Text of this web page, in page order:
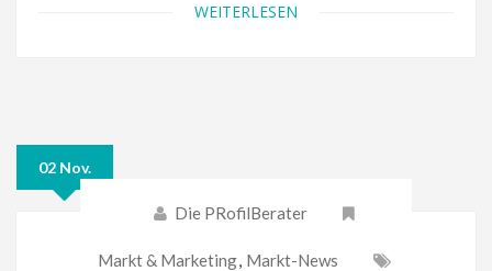
WEITERLESEN
02 Nov.
Die PRofilBerater
Markt & Marketing, Markt-News